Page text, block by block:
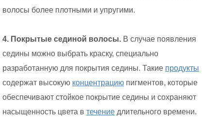
волосы более плотными и упругими.
4. Покрытые сединой волосы. В случае появления
седины можно выбрать краску, специально
разработанную для покрытия седины. Такие продукты
содержат высокую концентрацию пигментов, которые
обеспечивают стойкое покрытие седины и сохраняют
насыщенность цвета в течение длительного времени.